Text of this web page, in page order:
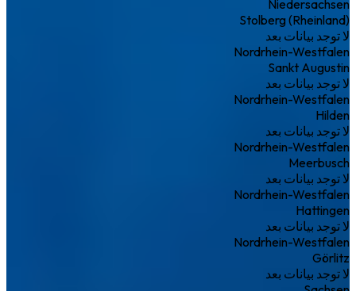
Niedersachsen
Stolberg (Rheinland)
لا توجد بيانات بعد
Nordrhein-Westfalen
Sankt Augustin
لا توجد بيانات بعد
Nordrhein-Westfalen
Hilden
لا توجد بيانات بعد
Nordrhein-Westfalen
Meerbusch
لا توجد بيانات بعد
Nordrhein-Westfalen
Hattingen
لا توجد بيانات بعد
Nordrhein-Westfalen
Görlitz
لا توجد بيانات بعد